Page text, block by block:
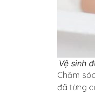
Vệ sinh
Chăm
đã từng